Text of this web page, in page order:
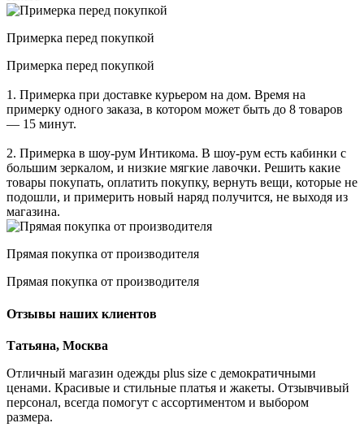
Примерка перед покупкой
Примерка перед покупкой
1. Примерка при доставке курьером на дом. Время на
примерку одного заказа, в котором может быть до 8 товаров
— 15 минут.
2. Примерка в шоу-рум Интикома. В шоу-рум есть кабинки с
большим зеркалом, и низкие мягкие лавочки. Решить какие
товары покупать, оплатить покупку, вернуть вещи, которые не
подошли, и примерить новый наряд получится, не выходя из
магазина.
Прямая покупка от производителя
Прямая покупка от производителя
Отзывы наших клиентов
Татьяна, Москва
Отличный магазин одежды plus size с демократичными
ценами. Красивые и стильные платья и жакеты. Отзывчивый
персонал, всегда помогут с ассортиментом и выбором
размера.